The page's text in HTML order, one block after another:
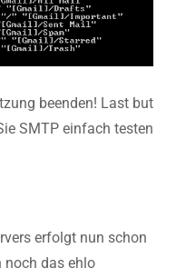
beenden! Last but
SMTP einfach testen
erfolgt nun schon
noch das ehlo